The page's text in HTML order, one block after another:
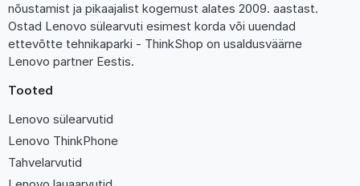
nõustamist ja pikaajalist kogemust alates 2009. aastast.
Ostad Lenovo sülearvuti esimest korda või uuendad
ettevõtte tehnikaparki - ThinkShop on usaldusväärne
Lenovo partner Eestis.
Tooted
Lenovo sülearvutid
Lenovo ThinkPhone
Tahvelarvutid